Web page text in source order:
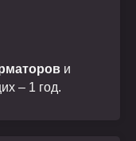
и
– 1 год.